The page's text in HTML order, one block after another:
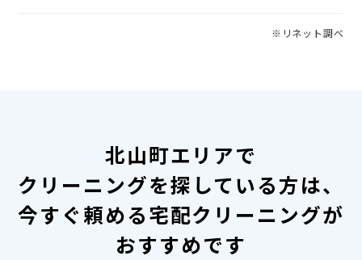
※リネット調べ
北山町エリアで
クリーニングを探している方は、
今すぐ頼める宅配クリーニングが
おすすめです